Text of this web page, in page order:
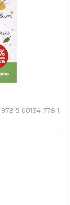
978-5-00134-778-1